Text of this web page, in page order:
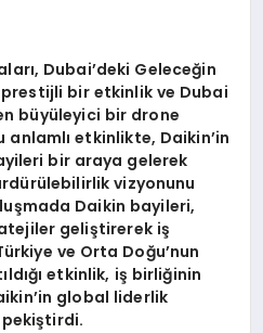
Dubai’deki Geleceğin
bir etkinlik ve Dubai
büyüleyici bir drone
anlamlı etkinlikte, Daikin’in
bir araya gelerek
vizyonunu
Daikin bayileri,
geliştirerek iş
ve Orta Doğu’nun
etkinlik, iş birliğinin
’in global liderlik